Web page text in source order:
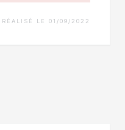
RÉALISÉ LE 01/09/2022